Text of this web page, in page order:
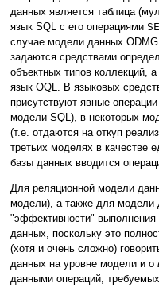
данных является таблица
язык SQL с его операциями
случае модели данных
задаются средствами
объектных типов коллекций,
язык OQL. В языковых
присутствуют явные
модели SQL), в некоторых
(т.е. отдаются на откуп
третьих моделях в качестве
базы данных вводится
Для реляционной модели
модели), а также для модели
"эффективности" выполнения
данных, поскольку это
(хотя и очень сложно)
данных на уровне модели и о
данными операций,